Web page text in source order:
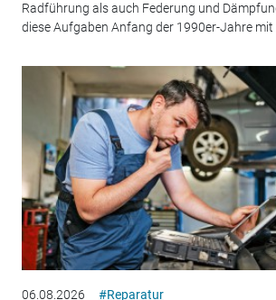
Radführung als auch Federung und
diese Aufgaben Anfang der 1990er-Jahre mit
06.08.2026 #Reparatur